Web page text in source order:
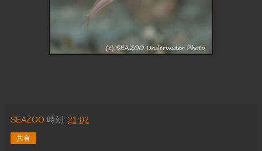
SEAZOO 時刻: 21:02
共有